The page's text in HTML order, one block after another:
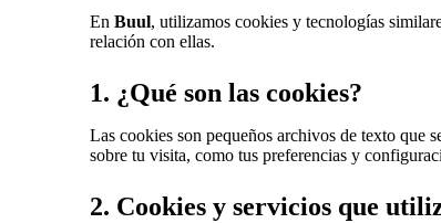
EnBuul, utilizamos cookies y tecnologías
relación con ellas.
1. ¿Qué son las cookies?
Las cookies son pequeños archivos de texto que
sobre tu visita, como tus preferencias y
2. Cookies y servicios que